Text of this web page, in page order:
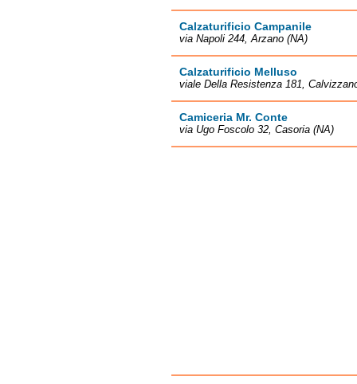
Calzaturificio Campanile
via Napoli 244, Arzano (NA)
Calzaturificio Melluso
viale Della Resistenza 181,
Camiceria Mr. Conte
via Ugo Foscolo 32, Casoria (NA)